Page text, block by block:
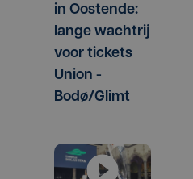
in Oostende:
lange wachtrij
voor tickets
Union -
Bodø/Glimt